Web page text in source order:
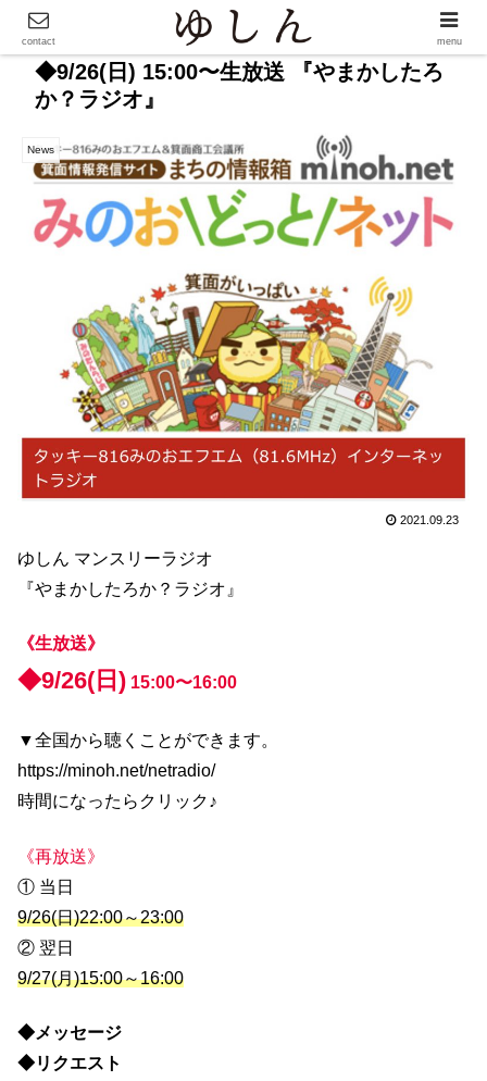
◆9/26(日) 15:00〜生放送 『やまかしたろ
か？ラジオ』
News
2021.09.23
ゆしん マンスリーラジオ
『やまかしたろか？ラジオ』
《生放送》
◆9/26(日) 15:00〜16:00
▼全国から聴くことができます。
https://minoh.net/netradio/
時間になったらクリック♪
《再放送》
① 当日
9/26(日)22:00～23:00
② 翌日
9/27(月)15:00～16:00
◆メッセージ
◆リクエスト
contact menu